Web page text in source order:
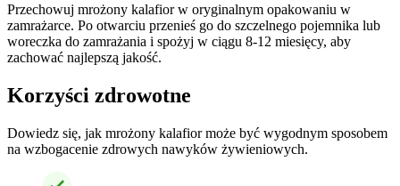
Przechowuj mrożony kalafior w oryginalnym opakowaniu w
zamrażarce. Po otwarciu przenieś go do szczelnego pojemnika lub
woreczka do zamrażania i spożyj w ciągu 8-12 miesięcy, aby
zachować najlepszą jakość.
Korzyści zdrowotne
Dowiedz się, jak mrożony kalafior może być wygodnym sposobem
na wzbogacenie zdrowych nawyków żywieniowych.